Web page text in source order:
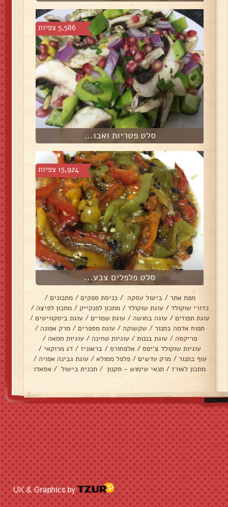
5,586 צפיות
סלט פטריות ואבו...
15,924 צפיות
סלט פלפלים צבע...
מפת אתר / ביטול עסקה / כניסת ספקים / מתכונים /
כדורי שוקולד / עוגת שוקולד / מתכון לפנקייק / מתכון לפיצה /
עוגת תפוזים / עוגה בחושה / עוגת שמרים / עוגת ביסקוויטים /
תפוח אדמה בתנור / שקשוקה / עוגת מספרים / מרק אפונה /
פריקסה / עוגת בננות / עוגיות טחינה / עוגיות חמאה /
עוגיות שוקולד צ׳יפס / אלפחורס / בראוניז / דג מרוקאי /
עוף בתנור / מרק עדשים / פלפל ממולא / עוגת גבינה אפויה /
מתכון לאורז / תנאי שימוש - תקנון / תכנית בישול / אסאדו